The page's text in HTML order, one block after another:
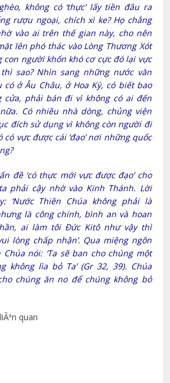
không có ‘thực’ lấy tiền đâu ra
rượu ngoại, chích xì ke? Họ chẳng
vào ai trên thế gian này, cho nên
lên phó thác vào Lòng Thương Xót
con người khốn khó cơ cực đó lại vực
thì sao? Nhìn sang những nước văn
ở Âu Châu, ở Hoa Kỳ, có biết bao
cửa, phải bán đi vì không có ai đến
Có nhiều nhà dòng, chủng viện
đích sử dụng vì không còn người đi
có vực được cái ‘đạo’ nơi những quốc
đề ‘có thực mới vực được đạo’ cho
phải cậy nhờ vào Kinh Thánh. Lời
‘Nước Thiên Chúa không phải là
là công chính, bình an và hoan
ai làm tôi Đức Kitô như vậy thì
lòng chấp nhận’. Qua miệng ngôn
nói: ‘Ta sẽ ban cho chúng một
không lìa bỏ Ta’ (Gr 32, 39). Chúa
chúng ăn no để chúng không bỏ